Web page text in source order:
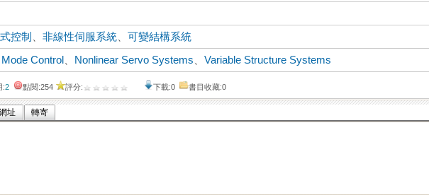
控制 、非線性伺服系統 、可變結構系統
Control Nonlinear Servo Systems 、Variable Structure Systems
:2 點閱:254 評分: 下載:0 書目收藏:0
址 轉寄